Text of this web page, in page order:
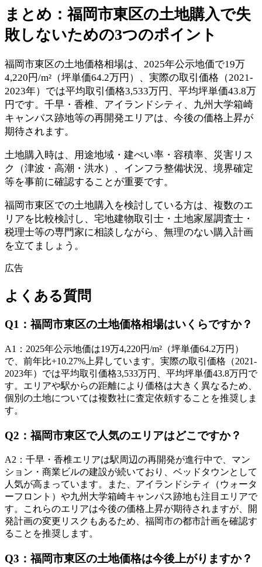
まとめ：福岡市東区の土地購入で失
敗しないための3つのポイント
福岡市東区の土地価格相場は、2025年公示地価で19万
4,220円/m²（坪単価64.2万円）、実際の取引価格（2021-
2023年）では平均取引価格3,533万円、平均坪単価43.8万
円です。千早・香椎、アイランドシティ、九州大学箱崎
キャンパス跡地等の再開発エリアは、今後の価格上昇が
期待されます。
土地購入時は、用途地域・建ぺい率・容積率、災害リス
ク（津波・高潮・洪水）、インフラ整備状況、境界確定
等を事前に確認することが重要です。
福岡市東区での土地購入を検討している方は、複数のエ
リアを比較検討し、宅地建物取引士・土地家屋調査士・
税理士等の専門家に相談しながら、無理のない購入計画
を立てましょう。
広告
よくある質問
Q1 ：福岡市東区の土地価格相場はいくらですか？
A1 ： 2025年公示地価は19万4,220円/m²（坪単価64.2万円）
で、前年比+10.27%上昇しています。実際の取引価格（2021-
2023年）では平均取引価格3,533万円、平均坪単価43.8万円で
す。エリアや駅からの距離により価格は大きく異なるため、
個別の土地については複数社に査定依頼することを推奨しま
す。
Q2 ：福岡市東区で人気のエリアはどこですか？
A2 ： 千早・香椎エリアは駅周辺の再開発が進行中で、マン
ション・商業ビルの建設が続いており、ベッドタウンとして
人気が高まっています。また、アイランドシティ（ウォータ
ーフロント）や九州大学箱崎キャンパス跡地も注目エリアで
す。これらのエリアは今後の価格上昇が期待されますが、開
発計画の変更リスクもあるため、福岡市の都市計画を確認す
ることを推奨します。
Q3 ：福岡市東区の土地価格は今後上がりますか？